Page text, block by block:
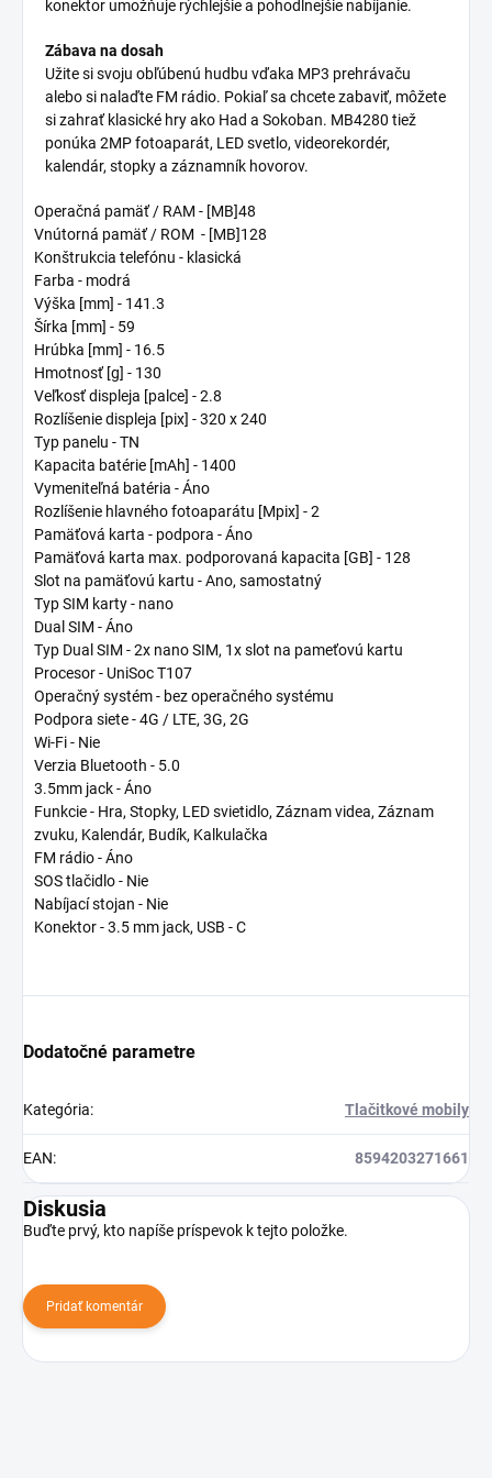
konektor umožňuje rýchlejšie a pohodlnejšie nabíjanie.
Zábava na dosah
Užite si svoju obľúbenú hudbu vďaka MP3 prehrávaču
alebo si nalaďte FM rádio. Pokiaľ sa chcete zabaviť, môžete
si zahrať klasické hry ako Had a Sokoban. MB4280 tiež
ponúka 2MP fotoaparát, LED svetlo, videorekordér,
kalendár, stopky a záznamník hovorov.
Operačná pamäť / RAM - [MB]48
Vnútorná pamäť / ROM - [MB]128
Konštrukcia telefónu - klasická
Farba - modrá
Výška [mm] - 141.3
Šírka [mm] - 59
Hrúbka [mm] - 16.5
Hmotnosť [g] - 130
Veľkosť displeja [palce] -2.8
Rozlíšenie displeja [pix] -320 x 240
Typ panelu -TN
Kapacita batérie [mAh] - 1400
Vymeniteľná batéria -Áno
Rozlíšenie hlavného fotoaparátu [Mpix] -2
Pamäťová karta - podpora -Áno
Pamäťová karta max. podporovaná kapacita [GB] - 128
Slot na pamäťovú kartu -Ano, samostatný
Typ SIM karty - nano
Dual SIM -Áno
Typ Dual SIM -2x nano SIM, 1x slot na pameťovú kartu
Procesor - UniSoc T107
Operačný systém - bez operačného systému
Podpora siete -4G / LTE, 3G, 2G
Wi-Fi - Nie
Verzia Bluetooth - 5.0
3.5mm jack -Áno
Funkcie - Hra, Stopky, LED svietidlo, Záznam videa, Záznam
zvuku, Kalendár, Budík, Kalkulačka
FM rádio -Áno
SOS tlačidlo - Nie
Nabíjací stojan - Nie
Konektor -3.5 mm jack, USB - C
Dodatočné parametre
Kategória: Tlačitkové mobily
EAN: 8594203271661
Diskusia
Buďte prvý, kto napíše príspevok k tejto položke.
Pridať komentár